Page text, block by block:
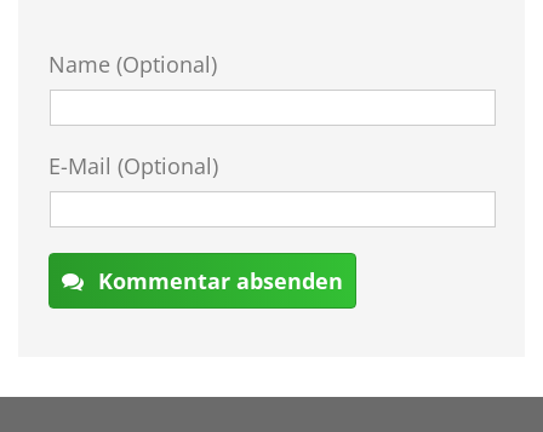
Name (Optional)
E-Mail (Optional)
Kommentar absenden